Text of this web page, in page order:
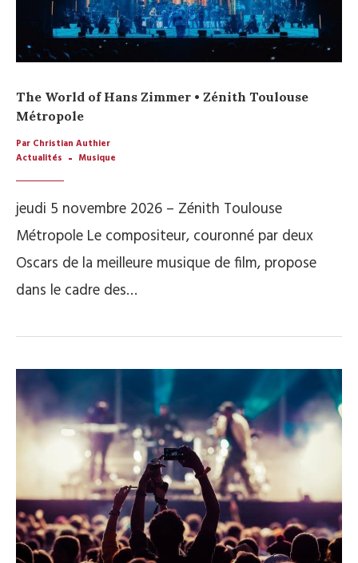
The World of Hans Zimmer • Zénith Toulouse
Métropole
Par Christian Authier
Actualités
Musique
jeudi 5 novembre 2026 – Zénith Toulouse
Métropole Le compositeur, couronné par deux
Oscars de la meilleure musique de film, propose
dans le cadre des…